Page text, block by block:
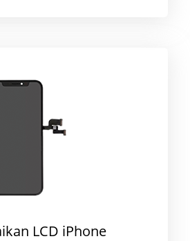
LCD iPhone